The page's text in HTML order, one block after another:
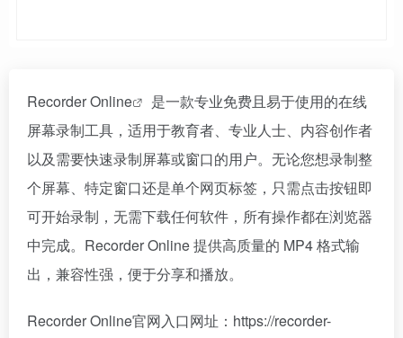
Recorder Online
是一款专业免费且易于使用的在线
屏幕录制工具，适用于教育者、专业人士、内容创作者
以及需要快速录制屏幕或窗口的用户。无论您想录制整
个屏幕、特定窗口还是单个网页标签，只需点击按钮即
可开始录制，无需下载任何软件，所有操作都在浏览器
中完成。Recorder Online 提供高质量的 MP4 格式输
出，兼容性强，便于分享和播放。
Recorder Online官网入口网址：https://recorder-